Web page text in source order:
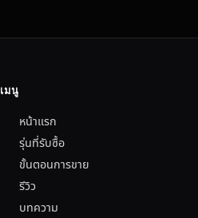
เมนู
หน้าแรก
รุ่นที่รับซื้อ
ขั้นตอนการขาย
รีวิว
บทความ